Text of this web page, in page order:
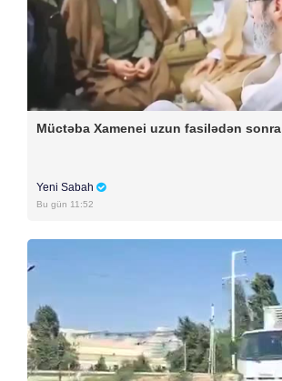
Müctəba Xamenei uzun fasilədən sonra
Yeni Sabah
Bu gün 11:52